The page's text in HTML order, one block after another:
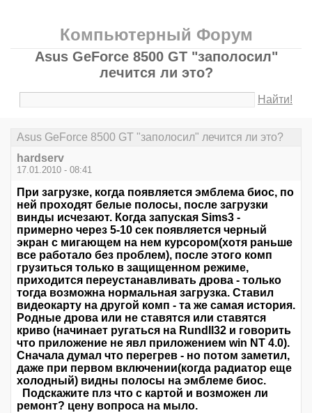
Компьютерный Форум
Asus GeForce 8500 GT "заполосил"
лечится ли это?
Найти!
Asus GeForce 8500 GT "заполосил" лечится ли это?
hardserv
17.01.2010 - 08:41
При загрузке, когда появляется эмблема биос, по
ней проходят белые полосы, после загрузки
винды исчезают. Когда запуская Sims3 -
примерно через 5-10 сек появляется черный
экран с мигающем на нем курсором(хотя раньше
все работало без проблем), после этого комп
грузиться только в защищенном режиме,
приходится переустанавливать дрова - только
тогда возможна нормальная загрузка. Ставил
видеокарту на другой комп - та же самая история.
Родные дрова или не ставятся или ставятся
криво (начинает ругаться на Rundll32 и говорить
что приложение не явл приложением win NT 4.0).
Сначала думал что перегрев - но потом заметил,
даже при первом включении(когда радиатор еще
холодный) видны полосы на эмблеме биос.
Подскажите плз что с картой и возможен ли
ремонт? цену вопроса на мыло.